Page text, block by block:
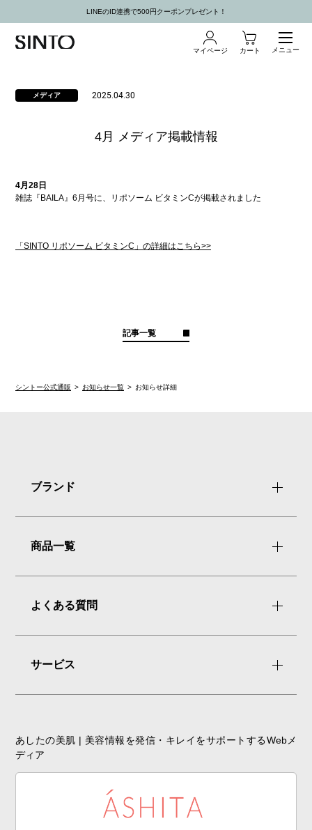
LINEのID連携で500円クーポンプレゼント！
マイページ カート メニュー
メディア 2025.04.30
4月 メディア掲載情報
4月28日
雑誌『BAILA』6月号に、リポソーム ビタミンCが掲載されました
「SINTO リポソーム ビタミンC」の詳細はこちら>>
記事一覧
シントー公式通販 お知らせ一覧 お知らせ詳細
ブランド
商品一覧
よくある質問
サービス
あしたの美肌 | 美容情報を発信・キレイをサポートするWebメ
ディア